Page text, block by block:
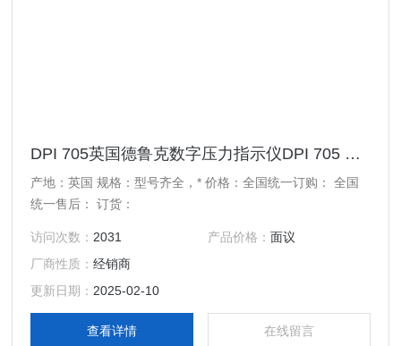
DPI 705英国德鲁克数字压力指示仪DPI 705 代理
产地：英国 规格：型号齐全，* 价格：全国统一订购： 全国
统一售后： 订货：
访问次数： 2031 产品价格： 面议
厂商性质：经销商
更新日期： 2025-02-10
查看详情 在线留言